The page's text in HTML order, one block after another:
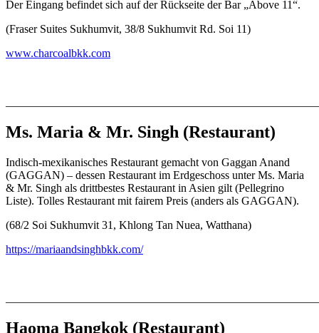
Der Eingang befindet sich auf der Rückseite der Bar „Above 11“.
(Fraser Suites Sukhumvit, 38/8 Sukhumvit Rd. Soi 11)
www.charcoalbkk.com
Ms. Maria & Mr. Singh (Restaurant)
Indisch-mexikanisches Restaurant gemacht von Gaggan Anand
(GAGGAN) – dessen Restaurant im Erdgeschoss unter Ms. Maria
& Mr. Singh als drittbestes Restaurant in Asien gilt (Pellegrino
Liste). Tolles Restaurant mit fairem Preis (anders als GAGGAN).
(68/2 Soi Sukhumvit 31, Khlong Tan Nuea, Watthana)
https://mariaandsinghbkk.com/
Haoma Bangkok (Restaurant)